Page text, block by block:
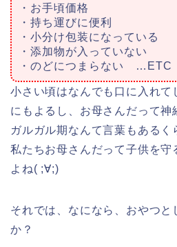
・お手頃価格
・持ち運びに便利
・小分け包装になっている
・添加物が入っていない
・のどにつまらない …ETC
小さい頃はなんでも口に入れて
にもよるし、お母さんだって神
ガルガル期なんて言葉もあるく
私たちお母さんだって子供を守
よね( ;∀;)
それでは、なになら、おやつと
か？